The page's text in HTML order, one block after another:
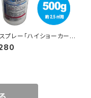
プレー「ハイショーカー」
加工剤）500gスプレー
㎡用）